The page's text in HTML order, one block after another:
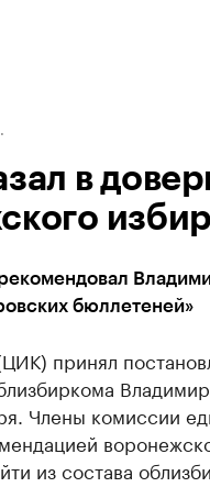
в
бюллетеней»
принял
Члены комиссии
из состава